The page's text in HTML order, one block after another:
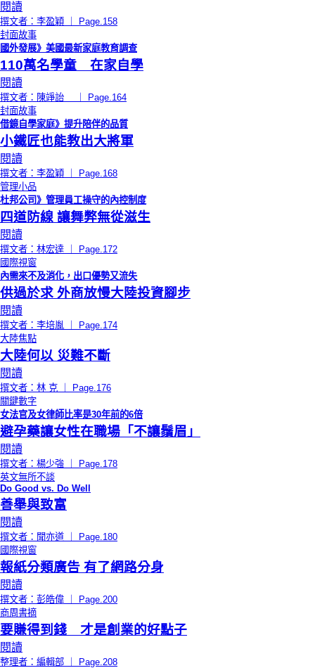
閱讀
撰文者：李盈穎 ｜ Page.158
封面故事
國外發展》美國最新家庭教育調查
110萬名學童 在家自學
閱讀
撰文者：陳竫詒 ｜ Page.164
封面故事
借鏡自學家庭》提升陪伴的品質
小鐵匠也能教出大將軍
閱讀
撰文者：李盈穎 ｜ Page.168
管理小品
杜邦公司》管理員工操守的內控制度
四道防線 讓舞弊無從滋生
閱讀
撰文者：林宏達 ｜ Page.172
國際視窗
內需來不及消化，出口優勢又流失
供過於求 外商放慢大陸投資腳步
閱讀
撰文者：李培胤 ｜ Page.174
大陸焦點
大陸何以 災難不斷
閱讀
撰文者：林 克 ｜ Page.176
關鍵數字
女法官及女律師比率是30年前的6倍
避孕藥讓女性在職場「不讓鬚眉」
閱讀
撰文者：楊少強 ｜ Page.178
英文無所不談
Do Good vs. Do Well
善舉與致富
閱讀
撰文者：聞亦道 ｜ Page.180
國際視窗
報紙分類廣告 有了網路分身
閱讀
撰文者：彭皓偉 ｜ Page.200
商周書摘
要賺得到錢 才是創業的好點子
閱讀
整理者：編輯部 ｜ Page.208